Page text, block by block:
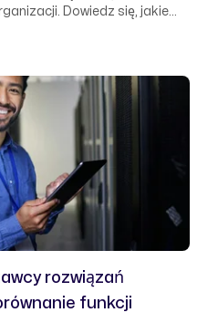
Dowiedz się, jakie
rozwiązań
funkcji